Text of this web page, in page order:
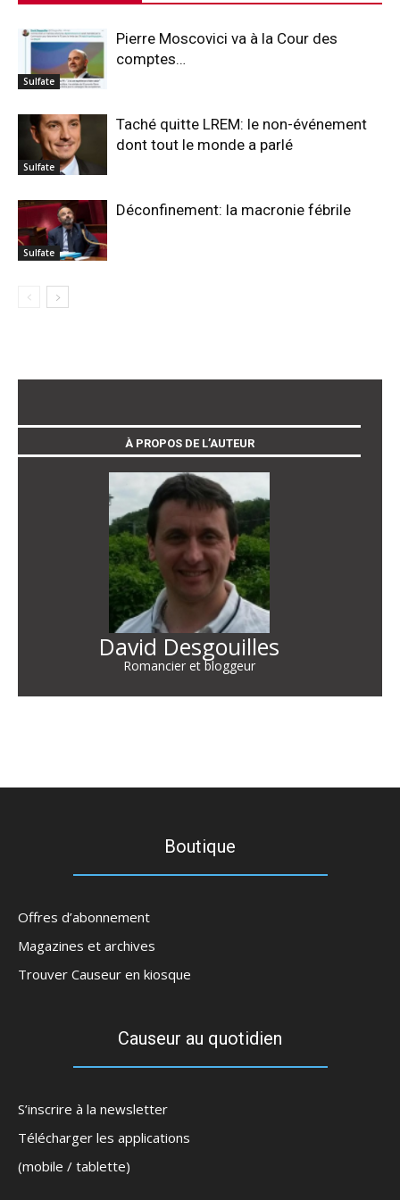
Sulfate
Pierre Moscovici va à la Cour des
comptes…
Sulfate
Taché quitte LREM: le non-événement
dont tout le monde a parlé
Sulfate
Déconfinement: la macronie fébrile
À PROPOS DE L’AUTEUR
David Desgouilles
Romancier et bloggeur
Boutique
Offres d’abonnement
Magazines et archives
Trouver Causeur en kiosque
Causeur au quotidien
S’inscrire à la newsletter
Télécharger les applications
(mobile / tablette)